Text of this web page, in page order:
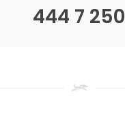
444 7 250